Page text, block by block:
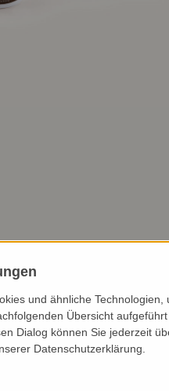
und ähnliche
Übersicht
Dialog können Sie jederzeit
Datenschutzerklärung.